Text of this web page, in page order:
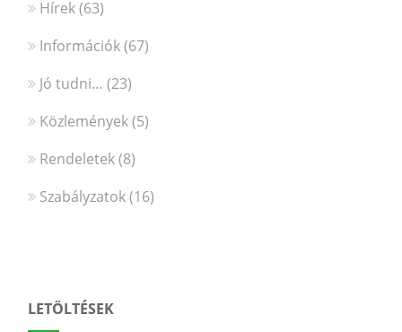
Hírek(63)
Információk(67)
Jó tudni… (23)
Közlemények(5)
Rendeletek(8)
Szabályzatok(16)
LETÖLTÉSEK